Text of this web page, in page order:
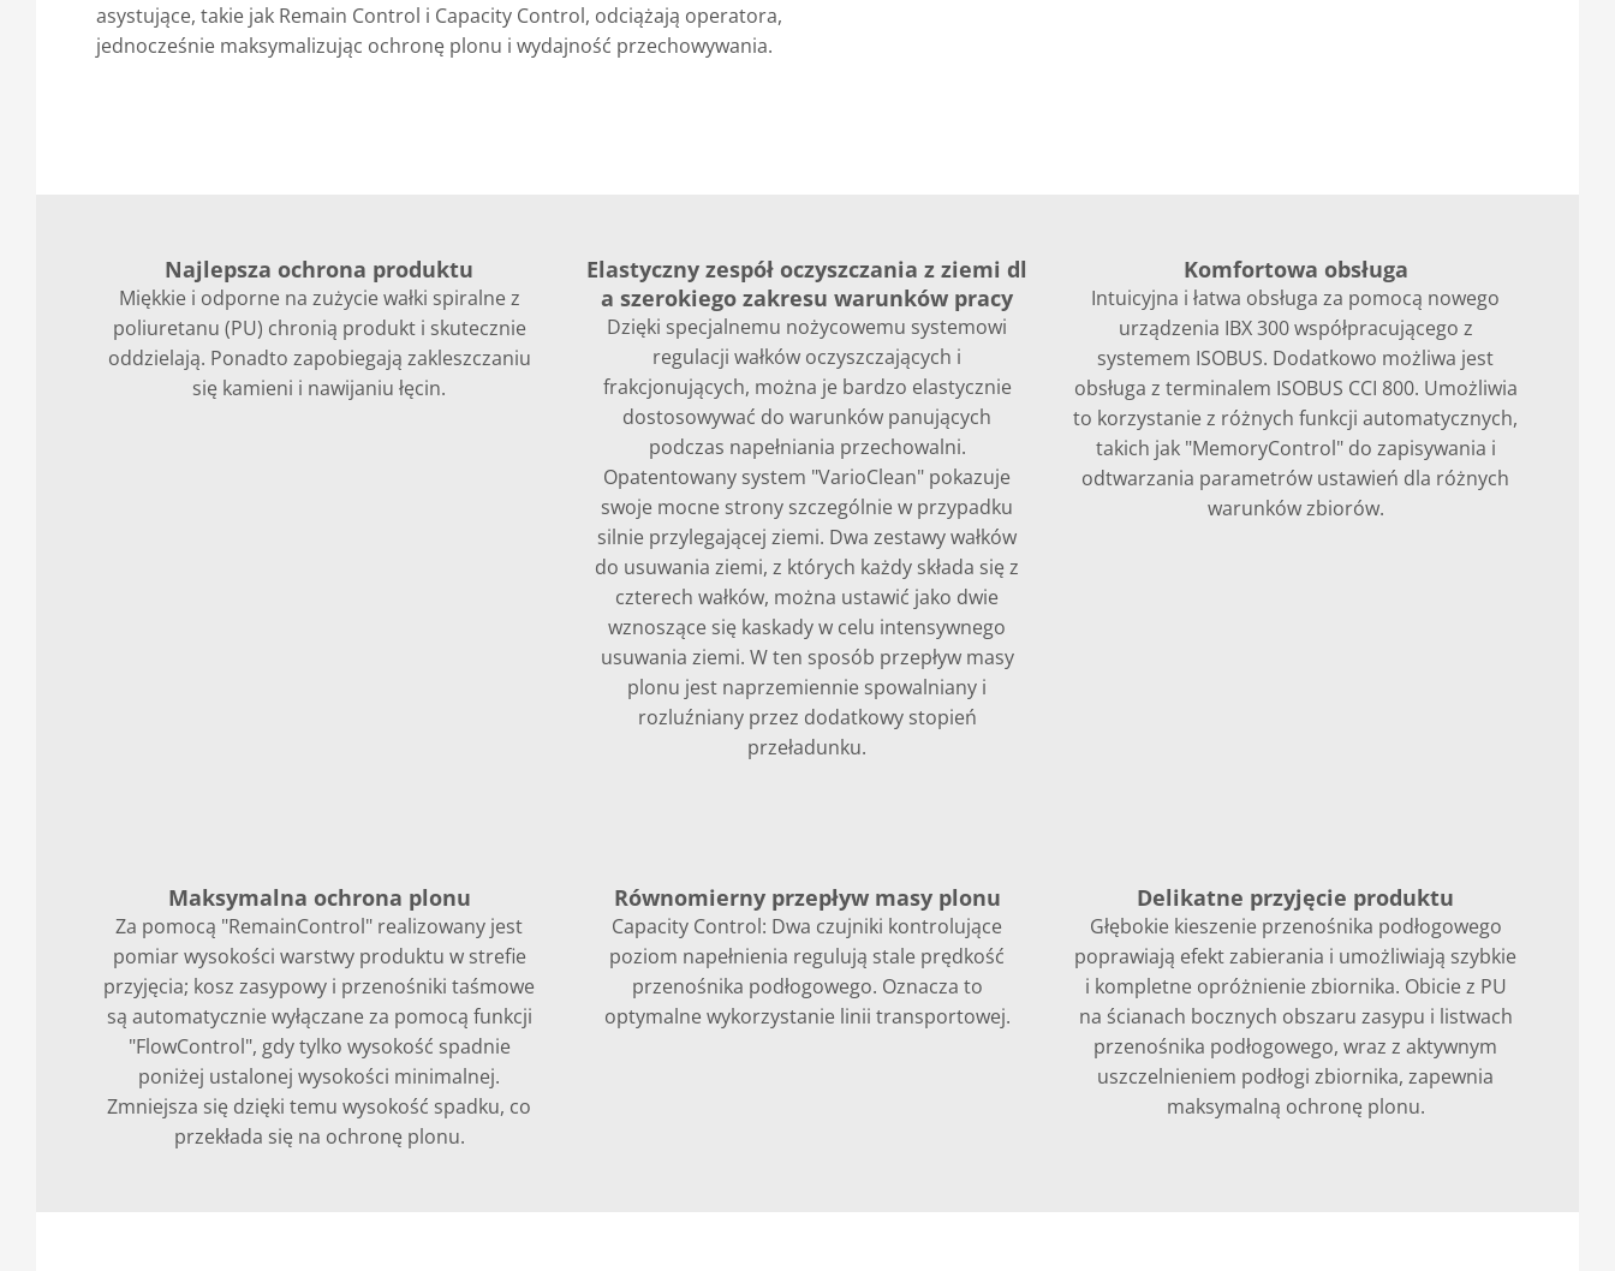
asystujące, takie jak Remain Control i Capacity Control, odciążają operatora,
jednocześnie maksymalizując ochronę plonu i wydajność przechowywania.
Najlepsza ochrona produktu
Miękkie i odporne na zużycie wałki spiralne z
poliuretanu (PU) chronią produkt i skutecznie
oddzielają. Ponadto zapobiegają zakleszczaniu
się kamieni i nawijaniu łęcin.
Elastyczny zespół oczyszczania z ziemi dl
a szerokiego zakresu warunków pracy
Dzięki specjalnemu nożycowemu systemowi
regulacji wałków oczyszczających i
frakcjonujących, można je bardzo elastycznie
dostosowywać do warunków panujących
podczas napełniania przechowalni.
Opatentowany system "VarioClean" pokazuje
swoje mocne strony szczególnie w przypadku
silnie przylegającej ziemi. Dwa zestawy wałków
do usuwania ziemi, z których każdy składa się z
czterech wałków, można ustawić jako dwie
wznoszące się kaskady w celu intensywnego
usuwania ziemi. W ten sposób przepływ masy
plonu jest naprzemiennie spowalniany i
rozluźniany przez dodatkowy stopień
przeładunku.
Komfortowa obsługa
Intuicyjna i łatwa obsługa za pomocą nowego
urządzenia IBX 300 współpracującego z
systemem ISOBUS. Dodatkowo możliwa jest
obsługa z terminalem ISOBUS CCI 800. Umożliwia
to korzystanie z różnych funkcji automatycznych,
takich jak "MemoryControl" do zapisywania i
odtwarzania parametrów ustawień dla różnych
warunków zbiorów.
Maksymalna ochrona plonu
Za pomocą "RemainControl" realizowany jest
pomiar wysokości warstwy produktu w strefie
przyjęcia; kosz zasypowy i przenośniki taśmowe
są automatycznie wyłączane za pomocą funkcji
"FlowControl", gdy tylko wysokość spadnie
poniżej ustalonej wysokości minimalnej.
Zmniejsza się dzięki temu wysokość spadku, co
przekłada się na ochronę plonu.
Równomierny przepływ masy plonu
Capacity Control: Dwa czujniki kontrolujące
poziom napełnienia regulują stale prędkość
przenośnika podłogowego. Oznacza to
optymalne wykorzystanie linii transportowej.
Delikatne przyjęcie produktu
Głębokie kieszenie przenośnika podłogowego
poprawiają efekt zabierania i umożliwiają szybkie
i kompletne opróżnienie zbiornika. Obicie z PU
na ścianach bocznych obszaru zasypu i listwach
przenośnika podłogowego, wraz z aktywnym
uszczelnieniem podłogi zbiornika, zapewnia
maksymalną ochronę plonu.